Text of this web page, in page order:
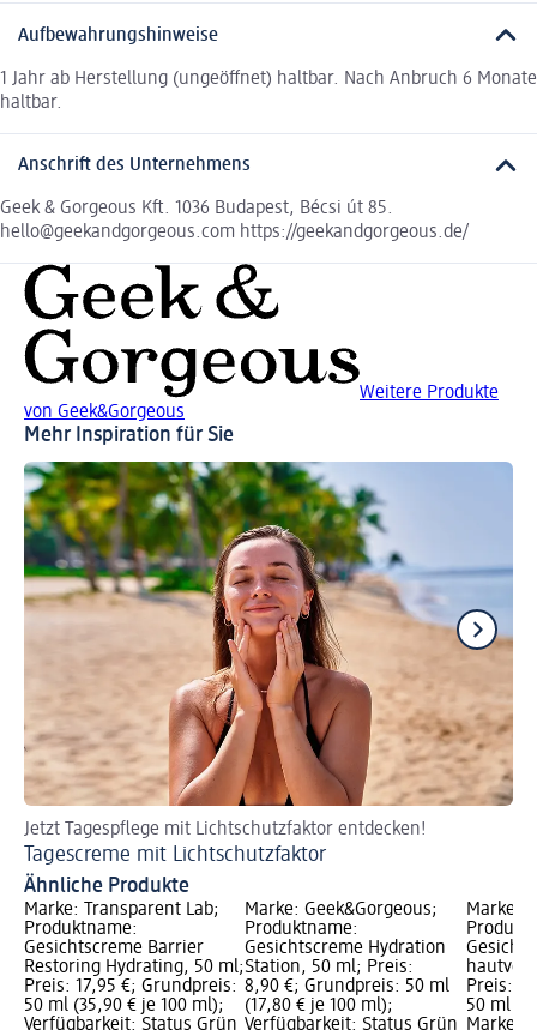
Aufbewahrungshinweise
1 Jahr ab Herstellung (ungeöffnet) haltbar. Nach Anbruch 6 Monate
haltbar.
Anschrift des Unternehmens
Geek & Gorgeous Kft. 1036 Budapest, Bécsi út 85.
hello@geekandgorgeous.com https://geekandgorgeous.de/
Weitere Produkte
von Geek&Gorgeous
Mehr Inspiration für Sie
Jetzt Tagespflege mit Lichtschutzfaktor entdecken!
Tagescreme mit Lichtschutzfaktor
Ähnliche Produkte
Marke: Transparent Lab;
Produktname:
Gesichtscreme Barrier
Restoring Hydrating, 50 ml;
Preis: 17,95 €; Grundpreis:
50 ml (35,90 € je 100 ml);
Verfügbarkeit: Status Grün
Marke: Geek&Gorgeous;
Produktname:
Gesichtscreme Hydration
Station, 50 ml; Preis:
8,90 €; Grundpreis: 50 ml
(17,80 € je 100 ml);
Verfügbarkeit: Status Grün
Marke:
Preis:
50 ml
Marke